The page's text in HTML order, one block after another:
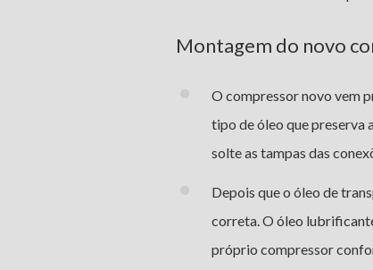
Montagem do novo
O compressor novo vem
tipo de óleo que preserva
solte as tampas das
Depois que o óleo de
correta. O óleo
próprio compressor